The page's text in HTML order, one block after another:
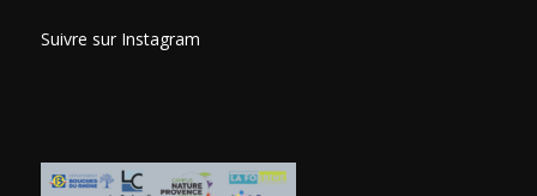
Suivre sur Instagram